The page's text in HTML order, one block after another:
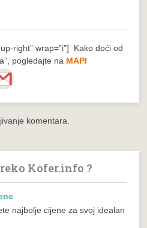
right” wrap=”i”] Kako doći od
pogledajte na MAPI
komentara.
Kofer.info ?
najbolje cijene za svoj idealan